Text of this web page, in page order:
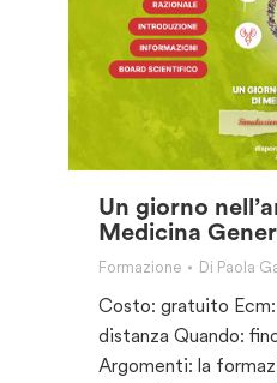
Un giorno
Medicina
Formazione Di Paola
Costo: gratuito
distanza Quando:
Argomenti: la